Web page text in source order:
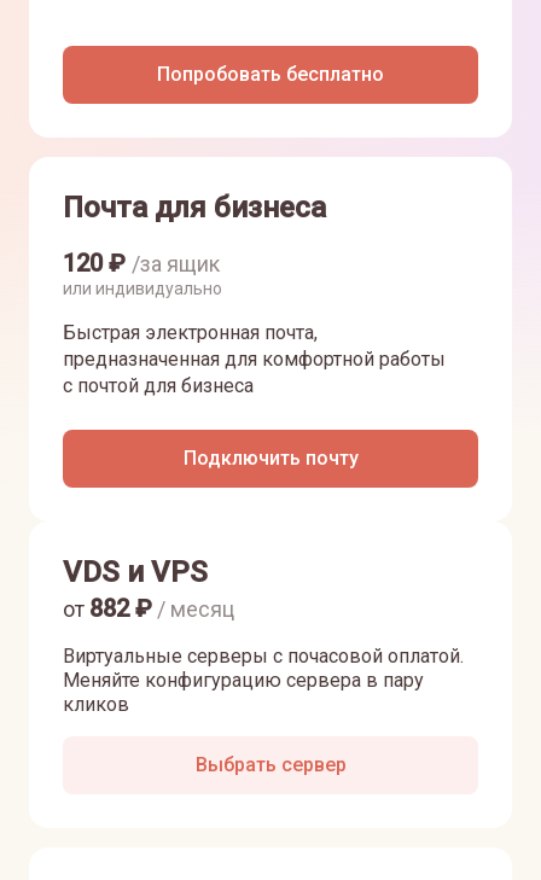
Попробовать бесплатно
Почта для бизнеса
120₽ /за ящик
или индивидуально
Быстрая электронная почта,
предназначенная для комфортной работы
с почтой для бизнеса
Подключить почту
VDS и VPS
Виртуальные серверы с почасовой оплатой.
Меняйте конфигурацию сервера в пару
кликов
от 882₽ / месяц
Выбрать сервер